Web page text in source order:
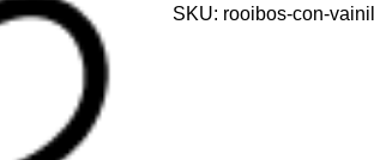
SKU: rooibos-con-